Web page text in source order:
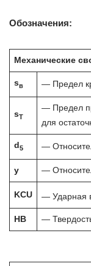
Обозначения:
Механические
sв — Предел
sT
— Предел
для
d 5 —
y —
KCU — Ударная
HB —